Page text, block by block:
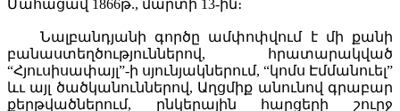
Մահացավ 1866թ., մարտի 13-ին։
Նալբանդյանի գործը ամփոփվում է մի քանի
բանաստեղծություններով, հրատարակված
“Հյուսիսափայլ”-ի սյունյակներում, “կոմս Էմմանուել”
ևւ այլ ծածկանուններով, Աղցմիք անունով գրաբար
քերթվածներում, ընկերային հարցերի շուրջ